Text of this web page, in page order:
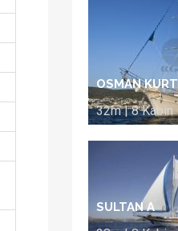
OSMAN KURT
32m | 8 Kabin
SULTAN A